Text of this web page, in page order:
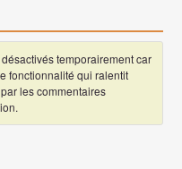
temporairement car
fonctionnalité qui ralentit
les commentaires